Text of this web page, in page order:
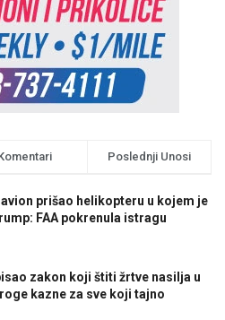
Poslednji Unosi
prišao helikopteru u kojem je
FAA pokrenula istragu
zakon koji štiti žrtve nasilja u
kazne za sve koji tajno